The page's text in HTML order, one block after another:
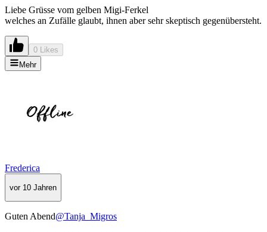
Liebe Grüsse vom gelben Migi-Ferkel
welches an Zufälle glaubt, ihnen aber sehr skeptisch gegenübersteht.
0 Likes
Mehr
Frederica
vor 10 Jahren
Guten Abend@Tanja_Migros